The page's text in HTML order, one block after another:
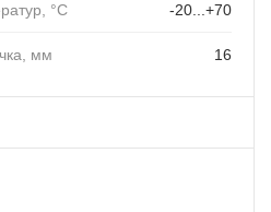
°C -20...+70
мм 16